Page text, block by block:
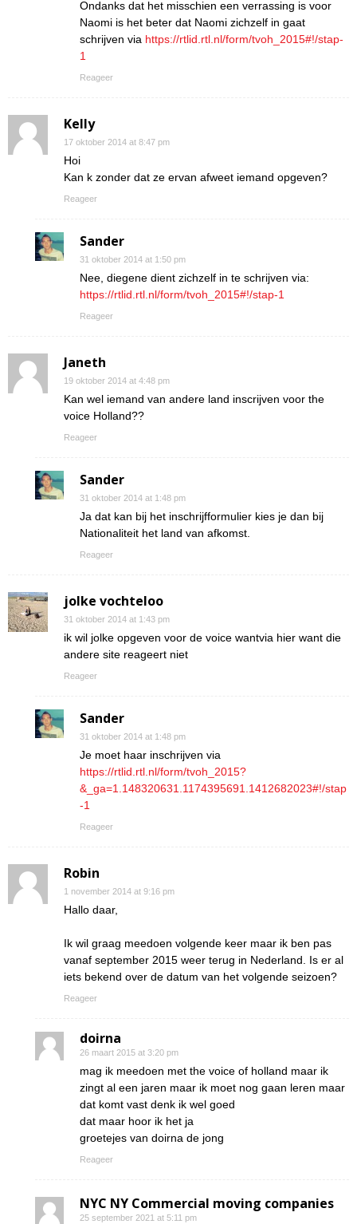
Ondanks dat het misschien een verrassing is voor
Naomi is het beter dat Naomi zichzelf in gaat
schrijven via https://rtlid.rtl.nl/form/tvoh_2015#!/stap-
1
Reageer
Kelly
17 oktober 2014 at 8:47 pm
Hoi
Kan k zonder dat ze ervan afweet iemand opgeven?
Reageer
Sander
31 oktober 2014 at 1:50 pm
Nee, diegene dient zichzelf in te schrijven via:
https://rtlid.rtl.nl/form/tvoh_2015#!/stap-1
Reageer
Janeth
19 oktober 2014 at 4:48 pm
Kan wel iemand van andere land inscrijven voor the
voice Holland??
Reageer
Sander
31 oktober 2014 at 1:48 pm
Ja dat kan bij het inschrijfformulier kies je dan bij
Nationaliteit het land van afkomst.
Reageer
jolke vochteloo
31 oktober 2014 at 1:43 pm
ik wil jolke opgeven voor de voice wantvia hier want die
andere site reageert niet
Reageer
Sander
31 oktober 2014 at 1:48 pm
Je moet haar inschrijven via
https://rtlid.rtl.nl/form/tvoh_2015?
&_ga=1.148320631.1174395691.1412682023#!/stap
-1
Reageer
Robin
1 november 2014 at 9:16 pm
Hallo daar,
Ik wil graag meedoen volgende keer maar ik ben pas
vanaf september 2015 weer terug in Nederland. Is er al
iets bekend over de datum van het volgende seizoen?
Reageer
doirna
26 maart 2015 at 3:20 pm
mag ik meedoen met the voice of holland maar ik
zingt al een jaren maar ik moet nog gaan leren maar
dat komt vast denk ik wel goed
dat maar hoor ik het ja
groetejes van doirna de jong
Reageer
NYC NY Commercial moving companies
25 september 2021 at 5:11 pm